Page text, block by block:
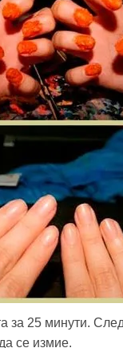
за 25 минути. След
се измие.